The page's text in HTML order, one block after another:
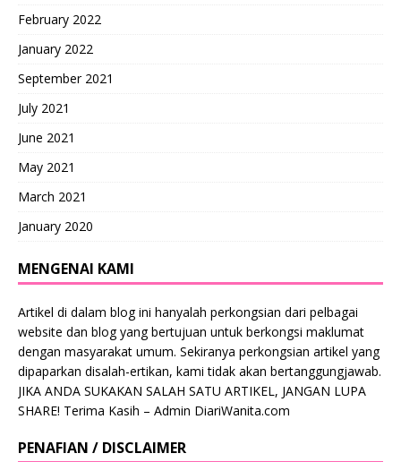
February 2022
January 2022
September 2021
July 2021
June 2021
May 2021
March 2021
January 2020
MENGENAI KAMI
Artikel di dalam blog ini hanyalah perkongsian dari pelbagai
website dan blog yang bertujuan untuk berkongsi maklumat
dengan masyarakat umum. Sekiranya perkongsian artikel yang
dipaparkan disalah-ertikan, kami tidak akan bertanggungjawab.
JIKA ANDA SUKAKAN SALAH SATU ARTIKEL, JANGAN LUPA
SHARE! Terima Kasih – Admin DiariWanita.com
PENAFIAN / DISCLAIMER